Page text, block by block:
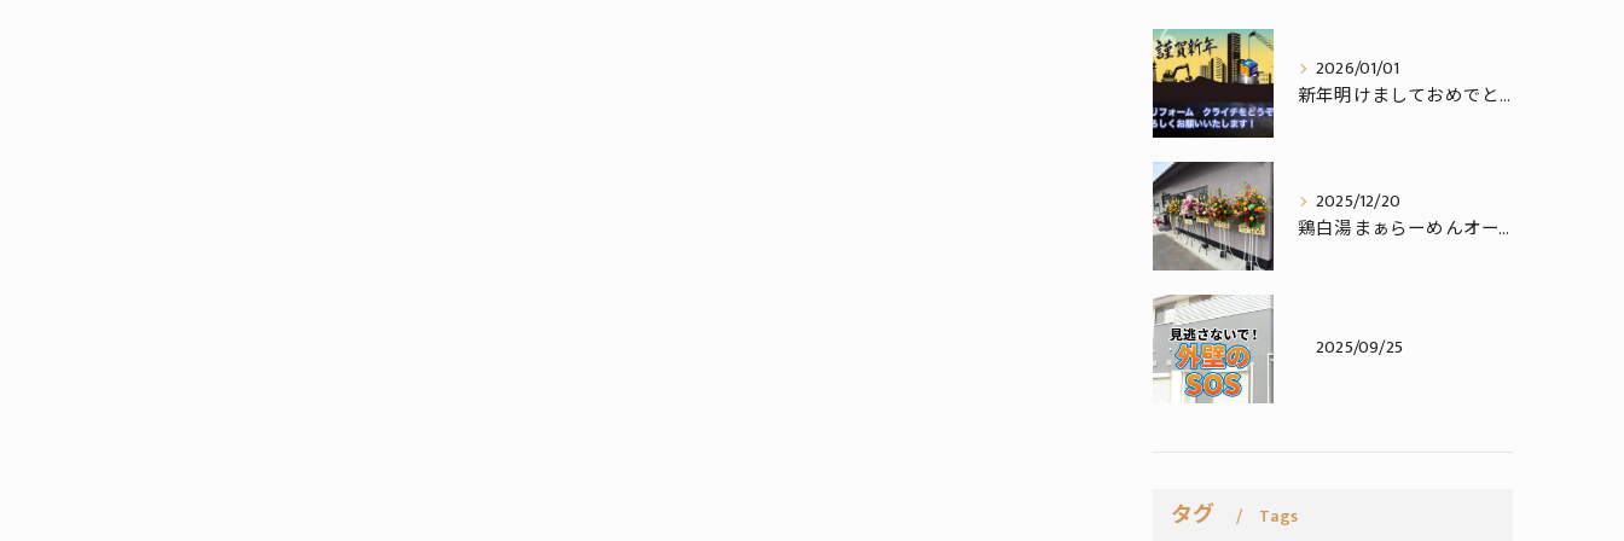
2026/01/01
新年明けましておめでとうございます。
2025/12/20
鶏白湯まぁらーめんオープンおめでとうございます！
2025/09/25
タグ Tags